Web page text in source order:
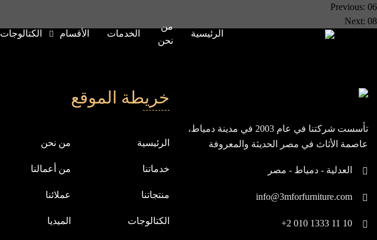
الرئيسية
من
نحن
الخدمات الأقسام الكتالوجات
تصفّح
المقالات
Previous: 06
Next: 08
تأسست شركتنا في عام 2003 في مدينة دمياط،
عاصمة الأثاث في مصر الحديثة والمعروفة
لنكون في مقدمة الشركات العالمية
العدلية - دمياط - مصر
info@3mforfurniture.com
+2 010 1333 11 10
خريطة الموقع
الرئيسية من نحن
خدماتنا من أعمالنا
منتجاتنا عملائنا
الكتالوجات الميديا